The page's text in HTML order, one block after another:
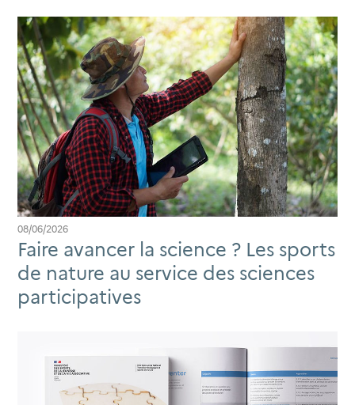
08/06/2026
Faire avancer la science ? Les sports
de nature au service des sciences
participatives